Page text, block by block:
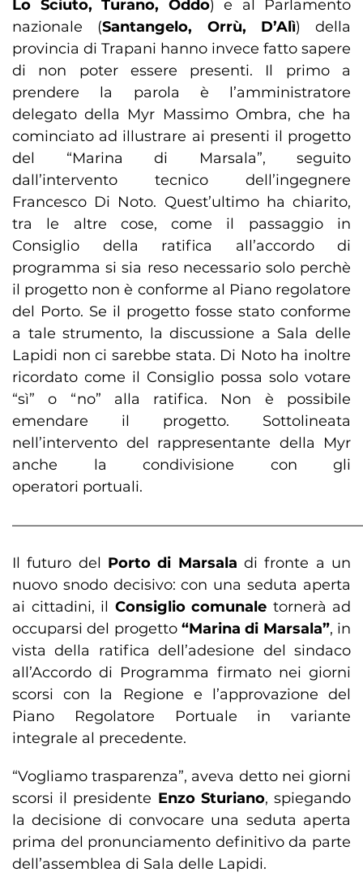
Lo Sciuto, Turano, Oddo) e al Parlamento
nazionale (Santangelo, Orrù, D’Alì) della
provincia di Trapani hanno invece fatto sapere
di non poter essere presenti. Il primo a
prendere la parola è l’amministratore
delegato della Myr Massimo Ombra, che ha
cominciato ad illustrare ai presenti il progetto
del “Marina di Marsala”, seguito
dall’intervento tecnico dell’ingegnere
Francesco Di Noto. Quest’ultimo ha chiarito,
tra le altre cose, come il passaggio in
Consiglio della ratifica all’accordo di
programma si sia reso necessario solo perchè
il progetto non è conforme al Piano regolatore
del Porto. Se il progetto fosse stato conforme
a tale strumento, la discussione a Sala delle
Lapidi non ci sarebbe stata. Di Noto ha inoltre
ricordato come il Consiglio possa solo votare
“sì” o “no” alla ratifica. Non è possibile
emendare il progetto. Sottolineata
nell’intervento del rappresentante della Myr
anche la condivisione con gli
operatori portuali.
Il futuro del Porto di Marsala di fronte a un
nuovo snodo decisivo: con una seduta aperta
ai cittadini, il Consiglio comunale tornerà ad
occuparsi del progetto“Marina di Marsala”, in
vista della ratifica dell’adesione del sindaco
all’Accordo di Programma firmato nei giorni
scorsi con la Regione e l’approvazione del
Piano Regolatore Portuale in variante
integrale al precedente.
“Vogliamo trasparenza”, aveva detto nei giorni
scorsi il presidente Enzo Sturiano, spiegando
la decisione di convocare una seduta aperta
prima del pronunciamento definitivo da parte
dell’assemblea di Sala delle Lapidi.